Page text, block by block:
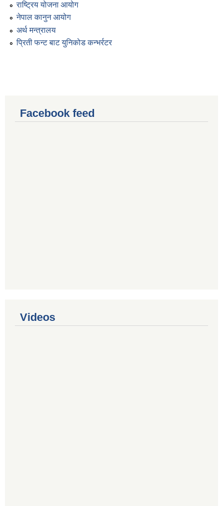
राष्ट्रिय योजना आयोग
नेपाल कानुन आयोग
अर्थ मन्त्रालय
प्रिती फन्ट बाट युनिकोड कन्भर्रटर
Facebook feed
Videos